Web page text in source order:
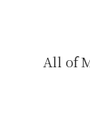
All of